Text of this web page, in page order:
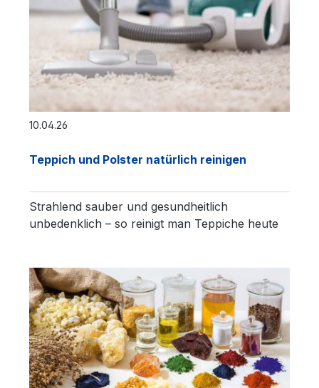
10.04.26
Teppich und Polster natürlich reinigen
Strahlend sauber und gesundheitlich
unbedenklich – so reinigt man Teppiche heute